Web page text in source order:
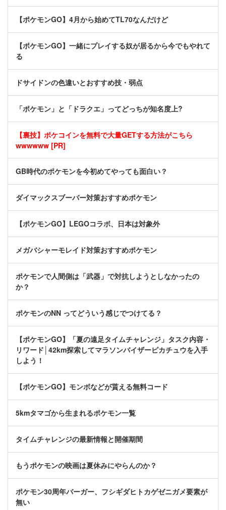
【ポケモンGO】4月から始めてTL70なんだけど
【ポケモンGO】一緒にプレイする奴が居るから今でもやれて
る
ドサイドンの色違いとおすすめ技・弱点
「ポケモン」と「ドラクエ」ってどっちが知名度上?
【裏技】ポケコインを無料で大量GETする方法がこちら
wwwwww [PR]
GB時代のポケモンを今初めてやっても面白い？
ダイマックスブーバー対策おすすめポケモン
【ポケモンGO】LEGOコラボ、日本は対象外
メガバシャーモレイド対策おすすめポケモン
ポケモンで人間側は「武器」で対抗しようとしなかったの
か？
ポケモンのNN ってどういう感じでつけてる？
【ポケモンGO】「夏の遠足タイムチャレンジ」タスク内容・
リワード│42km探索してマラソンバイザーピカチュウを入手
しよう！
【ポケモンGO】モンボなどが貰える無料コード
5kmタマゴから生まれるポケモン一覧
タイムチャレンジの最新情報と開催期間
もうポケモンの映画は夏休みにやらんのか？
ポケモン30周年バーガー、フシギダヒトカゲゼニガメ要素が
無い